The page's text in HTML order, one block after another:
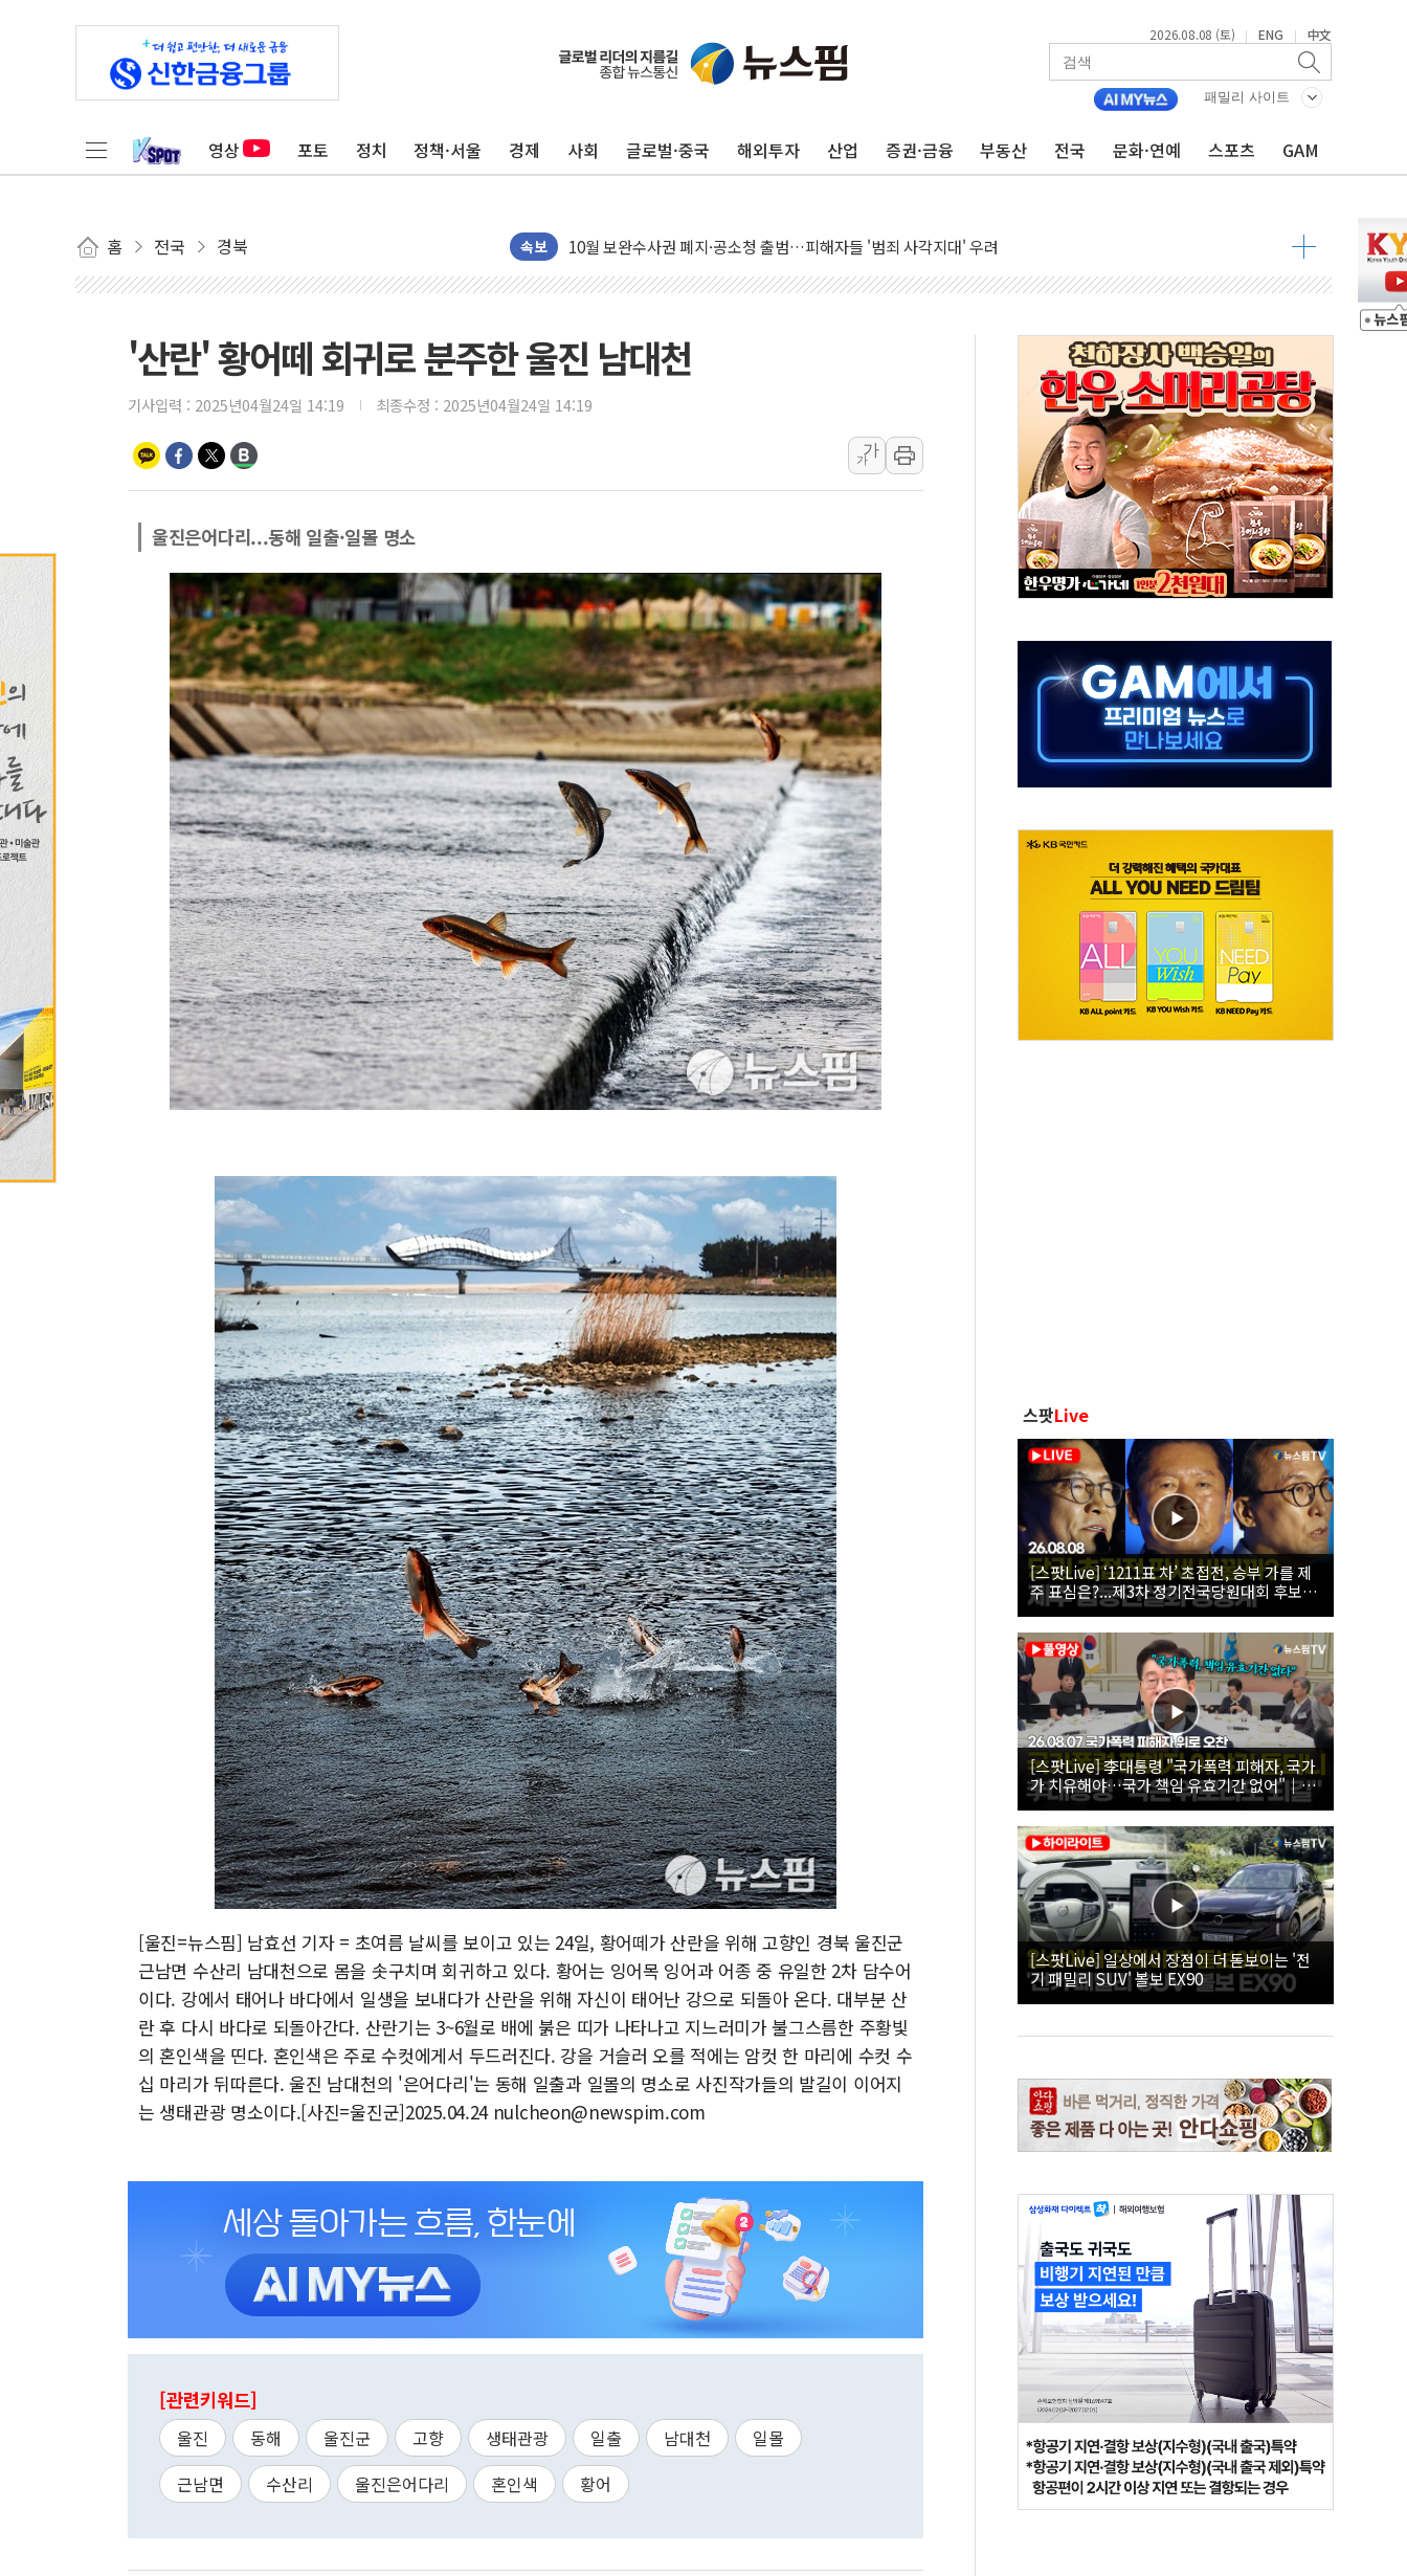
2026.08.08 (토) | ENG | 中文
패밀리 사이트
영상 포토 정치 정책·서울 경제 사회 글로벌·중국 해외투자 산업 증권·금융 부동산 전국 문화·연예 스포츠 GAM
홈 전국 경북 속보
李대통령, 'ISA·주가누르기 방지법' 전면 재검토 지시
'호우 특보' 경북 울진 시간당 20~30mm 강한 비...가뭄 해소될 듯
오세훈 "용산공원 주택 검토, 민주당 스스로 원칙 뒤집는 것"
충북 주말 무더위 지속…청주·진천 35도, 곳곳 소나기
민주당, 오늘 제주·인천 경선 발표...김민석 '재역전' vs 정청래 '격차 확대'
한상협, 업계 개인정보 보안 새판 짠다…'자율규제단체' 타진
트럼프, 쿡 연준 이사 해임 재추진…"26일까지 의혹 소명" 요구
유럽증시, 美 고용 예상 밖 부진에 연준 금리 인상 가능성 낮아지며 상승… STOXX 600 지수는 나흘 연속 최고치
미 연준 매파 기세 꺾이나…고용 감소에 9월 동결 전망 우세
[종합] 이슬람 수니파 3국, '공동방위협정' 체결… 이스라엘·이란 위협에 맞설 자체 억지력 강화
트럼프, 백신·자폐증 행정명령 검토…"이르면 다음 주"
美 항소법원, 백악관 무도회장 공사 중단 명령…트럼프 제동
이란 핵심 원유 수출항 '하르그섬', 최근 1주일 이상 '올스톱'… 美 해상봉쇄 영향
[AI MY 뉴스] 뉴욕 반도체주 프리뷰...美 고용 쇼크에 반도체주 '활짝'
뉴욕증시 프리뷰, 美 고용 쇼크에 금리 인상 우려 후퇴…나스닥 선물 1%대 상승
[종합] 美 7월 고용 2만3000명 감소 '쇼크'…9월 금리 인상 기대 후퇴
'산란' 황어떼 회귀로 분주한 울진 남대천
기사입력 : 2025년04월24일 14:19 최종수정 : 2025년04월24일 14:19
가
가
울진은어다리...동해 일출·일몰 명소
[울진=뉴스핌] 남효선 기자 = 초여름 날씨를 보이고 있는 24일, 황어떼가 산란을 위해 고향인 경북 울진군
근남면 수산리 남대천으로 몸을 솟구치며 회귀하고 있다. 황어는 잉어목 잉어과 어종 중 유일한 2차 담수어
이다. 강에서 태어나 바다에서 일생을 보내다가 산란을 위해 자신이 태어난 강으로 되돌아 온다. 대부분 산
란 후 다시 바다로 되돌아간다. 산란기는 3~6월로 배에 붉은 띠가 나타나고 지느러미가 불그스름한 주황빛
의 혼인색을 띤다. 혼인색은 주로 수컷에게서 두드러진다. 강을 거슬러 오를 적에는 암컷 한 마리에 수컷 수
십 마리가 뒤따른다. 울진 남대천의 '은어다리'는 동해 일출과 일몰의 명소로 사진작가들의 발길이 이어지
는 생태관광 명소이다.[사진=울진군]2025.04.24 nulcheon@newspim.com
[관련키워드]
울진 동해 울진군 고향 생태관광 일출 남대천
일몰
근남면
수산리 울진은어다리 혼인색 황어
스팟Live
[스팟Live] ‘1211표 차’ 초접전, 승부 가를 제
주 표심은?...제3차 정기전국당원대회 후보자
제주 합동연설회 생중계 | 26.08.08
[스팟Live] 李대통령 "국가폭력 피해자, 국가
가 치유해야…국가 책임 유효기간 없어"｜
26.08.07 국가폭력 피해자 위로 오찬
[스팟Live] 일상에서 장점이 더 돋보이는 '전
기 패밀리 SUV' 볼보 EX90